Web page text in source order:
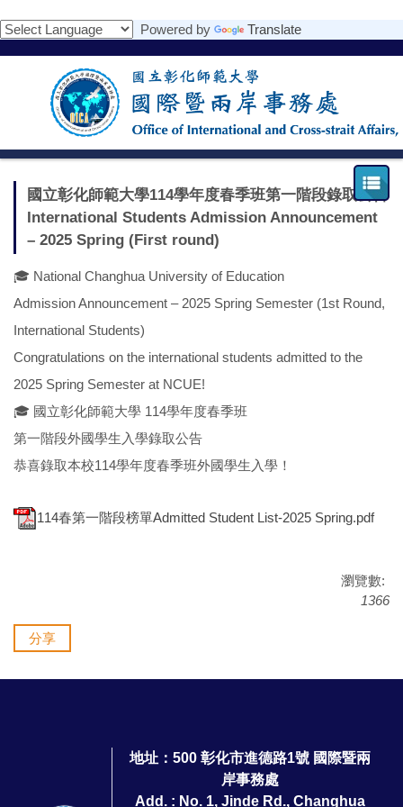
到
主
Powered by Translate
國立彰化師範大學114學年度春季班第一階段錄取公告
International Students Admission Announcement
– 2025 Spring (First round)
🎓 National Changhua University of Education
Admission Announcement – 2025 Spring Semester (1st Round,
International Students)
Congratulations on the international students admitted to the
2025 Spring Semester at NCUE!
🎓 國立彰化師範大學 114學年度春季班
第一階段外國學生入學錄取公告
恭喜錄取本校114學年度春季班外國學生入學！
114春第一階段榜單Admitted Student List-2025 Spring.pdf
瀏覽數:
1366
分享
地址：500 彰化市進德路1號 國際暨兩
岸事務處
Add. : No. 1, Jinde Rd., Changhua